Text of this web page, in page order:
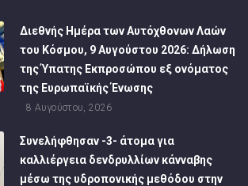
Διεθνής Ημέρα των Αυτόχθονων Λαών
του Κόσμου, 9 Αυγούστου 2026: Δήλωση
της Ύπατης Εκπροσώπου εξ ονόματος
της Ευρωπαϊκής Ένωσης
8 Αυγούστου, 2026
Συνελήφθησαν -3- άτομα για
καλλιέργεια δενδρυλλίων κάνναβης
μέσω της υδροπονικής μεθόδου στην